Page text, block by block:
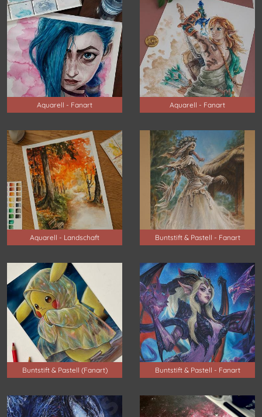
Aquarell - Fanart Aquarell - Fanart
Aquarell - Landschaft Buntstift & Pastell - Fanart
Buntstift & Pastell (Fanart) Buntstift & Pastell - Fanart